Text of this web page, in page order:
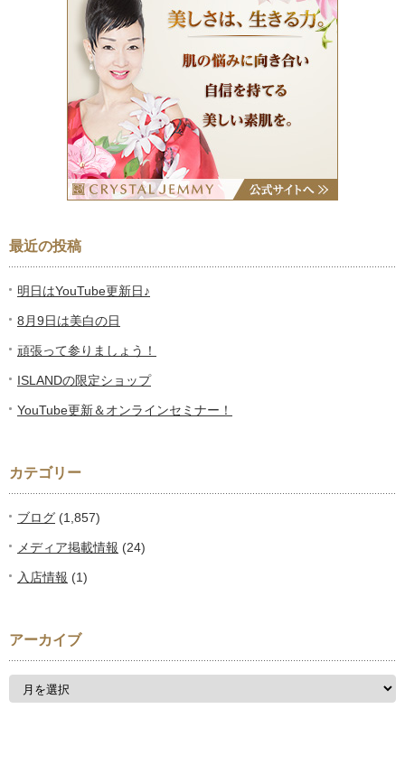
最近の投稿
明日はYouTube更新日♪
8月9日は美白の日
頑張って参りましょう！
ISLANDの限定ショップ
YouTube更新＆オンラインセミナー！
カテゴリー
ブログ (1,857)
メディア掲載情報 (24)
入店情報 (1)
アーカイブ